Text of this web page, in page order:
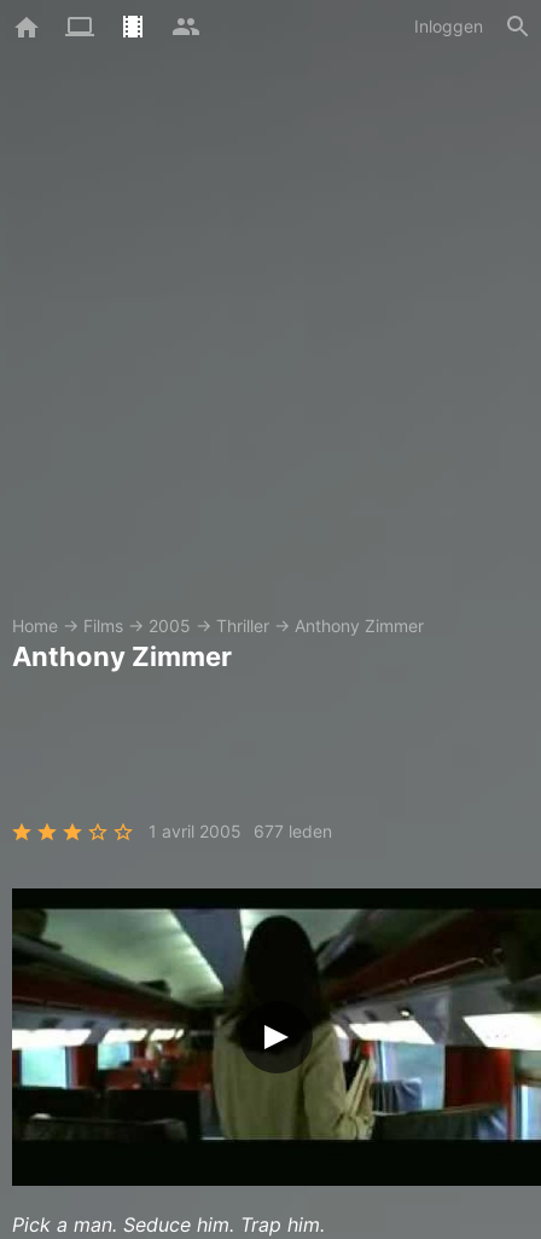
Inloggen
Home → Films → 2005 → Thriller → Anthony Zimmer
Anthony Zimmer
1 avril 2005 677 leden
Pick a man. Seduce him. Trap him.